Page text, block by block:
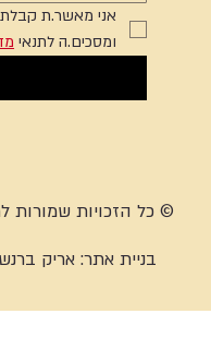
ומסכים.ה לתנאי
© כל הזכויות שמורות
בניית אתר:אריק